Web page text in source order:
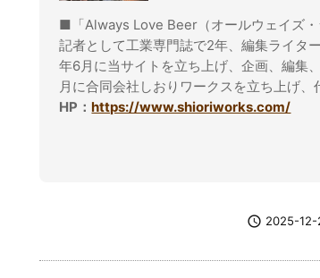
■「Always Love Beer（オールウェイズ
記者として工業専門誌で2年、編集ライタ
年6月に当サイトを立ち上げ、企画、編集
月に合同会社しおりワークスを立ち上げ、
HP：https://www.shioriworks.com/
 2025-12-